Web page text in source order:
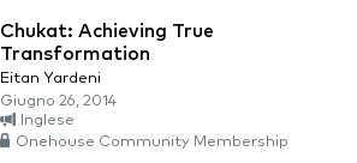
Chukat: Achieving True
Transformation
Eitan Yardeni
Giugno 26, 2014
Inglese
Onehouse Community Membership